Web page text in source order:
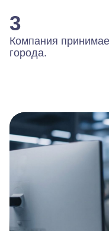
3
Компания
города.